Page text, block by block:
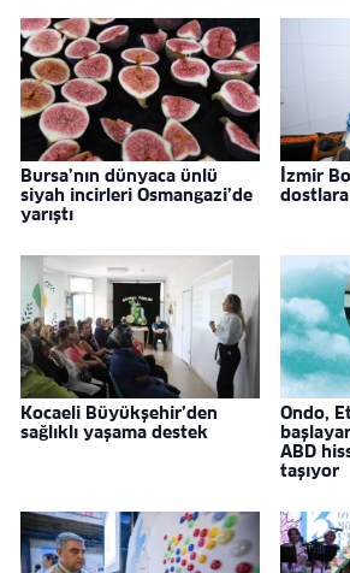
Bursa’nın dünyaca ünlü
siyah incirleri Osmangazi’de
yarıştı
İzmir
Kocaeli Büyükşehir’den
sağlıklı yaşama destek
Ondo,
ABD
taşıyor